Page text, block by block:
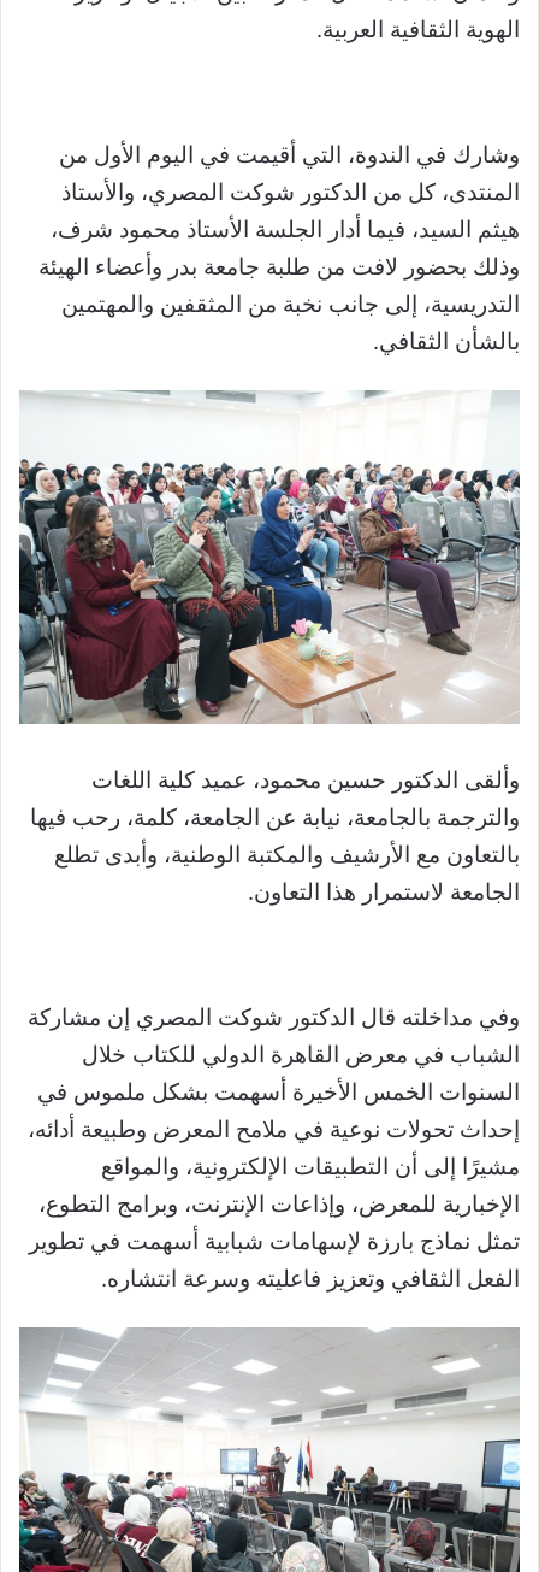
الهوية الثقافية العربية.
وشارك في الندوة، التي أقيمت في اليوم الأول من
المنتدى، كل من الدكتور شوكت المصري، والأستاذ
هيثم السيد، فيما أدار الجلسة الأستاذ محمود شرف،
وذلك بحضور لافت من طلبة جامعة بدر وأعضاء الهيئة
التدريسية، إلى جانب نخبة من المثقفين والمهتمين
بالشأن الثقافي.
وألقى الدكتور حسين محمود، عميد كلية اللغات
والترجمة بالجامعة، نيابة عن الجامعة، كلمة، رحب فيها
بالتعاون مع الأرشيف والمكتبة الوطنية، وأبدى تطلع
الجامعة لاستمرار هذا التعاون.
وفي مداخلته قال الدكتور شوكت المصري إن مشاركة
الشباب في معرض القاهرة الدولي للكتاب خلال
السنوات الخمس الأخيرة أسهمت بشكل ملموس في
إحداث تحولات نوعية في ملامح المعرض وطبيعة أدائه،
مشيرًا إلى أن التطبيقات الإلكترونية، والمواقع
الإخبارية للمعرض، وإذاعات الإنترنت، وبرامج التطوع،
تمثل نماذج بارزة لإسهامات شبابية أسهمت في تطوير
الفعل الثقافي وتعزيز فاعليته وسرعة انتشاره.